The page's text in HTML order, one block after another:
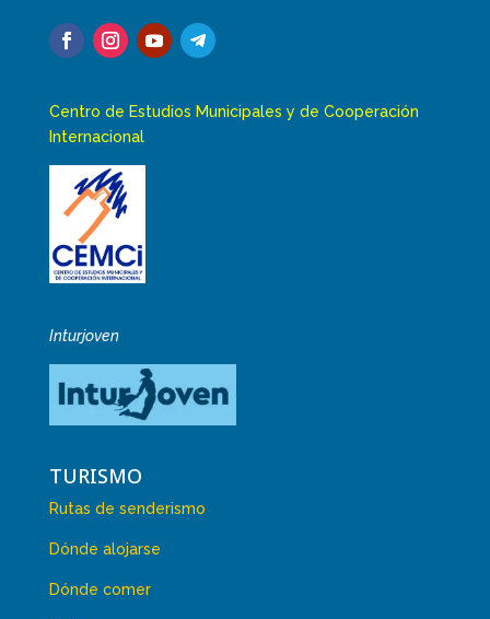
Centro de Estudios Municipales y de Cooperación
Internacional
Inturjoven
TURISMO
Rutas de senderismo
Dónde alojarse
Dónde comer